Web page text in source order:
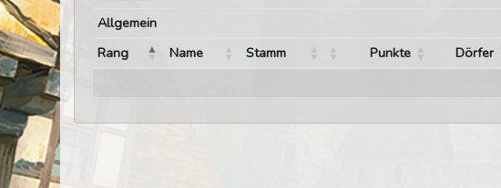
Allgemein
Rang
Name Stamm Punkte Dörfer